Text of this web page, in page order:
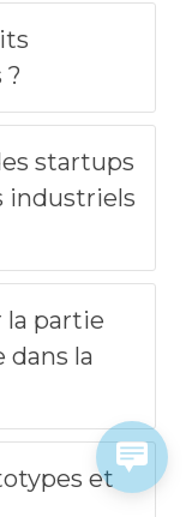
startups
industriels
la partie
la
et